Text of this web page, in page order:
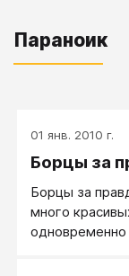
Параноик
01 янв. 2010 г.
Борцы за
Борцы за
много
одновременно